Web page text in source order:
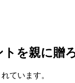
を親に贈
ています。